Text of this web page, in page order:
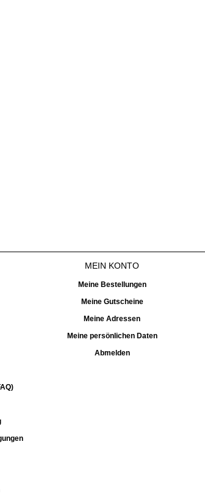
MEIN KONTO
Meine Bestellungen
Meine Gutscheine
Meine Adressen
Meine persönlichen Daten
Abmelden